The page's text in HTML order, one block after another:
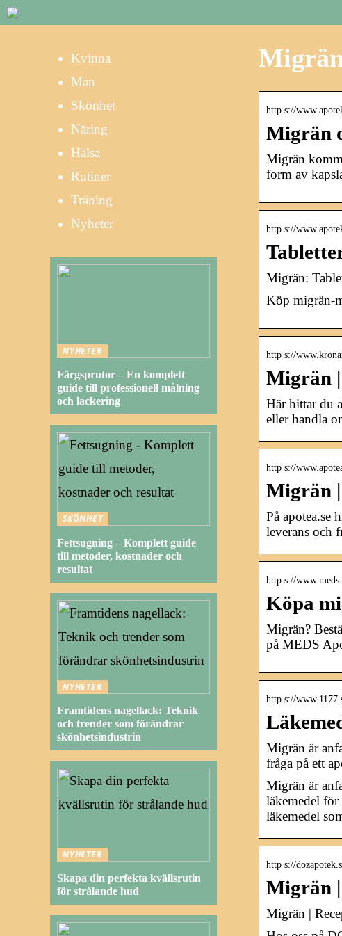
http s://
Migrän
Migrän
form av
http s://
Migrän:
Köp migrän-
http s://
Migrän
Här hittar du
eller handla
http s://
Migrän
På apotea.se
leverans och
http s://
Köpa
Migrän?
på MEDS
http s://
Migrän är
fråga på ett
Migrän är
läkemedel
läkemedel
http s://
Migrän
Migrän |
Kvinna
Man
Skönhet
Näring
Hälsa
Rutiner
Träning
Nyheter
NYHETER
Färgsprutor – En komplett
guide till professionell målning
och lackering
SKÖNHET
Fettsugning – Komplett guide
till metoder, kostnader och
resultat
NYHETER
Framtidens nagellack: Teknik
och trender som förändrar
skönhetsindustrin
NYHETER
Skapa din perfekta kvällsrutin
för strålande hud